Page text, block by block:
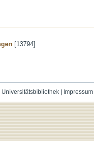
[13794]
Universitätsbibliothek| Impressum|